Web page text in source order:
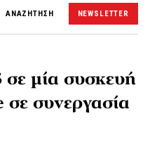
ΑΝΑΖΗΤΗΣΗ NEWSLETTER
σε μία συσκευή
συνεργασία